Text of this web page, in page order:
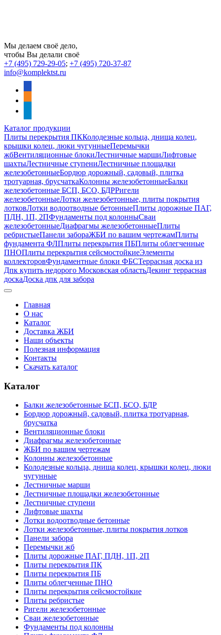
Мы делаем своё дело,
чтобы Вы делали своё
+7 (495) 729-29-05; +7 (495) 720-37-87
info@komplektst.ru
Каталог продукции
Плиты перекрытия ПККолодезные кольца, днища колец,
крышки колец, люки чугунныеПеремычки
жбВентиляционные блокиЛестничные маршиЛифтовые
шахтыЛестничные ступениЛестничные площадки
железобетонныеБордюр дорожный, садовый, плитка
тротуарная, брусчаткаКолонны железобетонныеБалки
железобетонные БСП, БСО, БДРРигели
железобетонныеЛотки железобетонные, плиты покрытия
лотковЛотки водоотводные бетонныеПлиты дорожные ПАГ,
ПДН, 1П, 2ПФундаменты под колонныСваи
железобетонныеДиафрагмы железобетонныеПлиты
ребристыеПанели забораЖБИ по вашим чертежамПлиты
фундамента ФЛПлиты перекрытия ПБПлиты облегченные
ПНОПлиты перекрытия сейсмостойкиеЭлементы
коллекторовФундаментные блоки ФБСТеррасная доска из
Дпк купить недорого Московская областьДекинг террасная
доскаДоска дпк для забора
Главная
О нас
Каталог
Доставка ЖБИ
Наши объекты
Полезная информация
Контакты
Скачать каталог
Каталог
Балки железобетонные БСП, БСО, БДР
Бордюр дорожный, садовый, плитка тротуарная,
брусчатка
Вентиляционные блоки
Диафрагмы железобетонные
ЖБИ по вашим чертежам
Колонны железобетонные
Колодезные кольца, днища колец, крышки колец, люки
чугунные
Лестничные марши
Лестничные площадки железобетонные
Лестничные ступени
Лифтовые шахты
Лотки водоотводные бетонные
Лотки железобетонные, плиты покрытия лотков
Панели забора
Перемычки жб
Плиты дорожные ПАГ, ПДН, 1П, 2П
Плиты перекрытия ПК
Плиты перекрытия ПБ
Плиты облегченные ПНО
Плиты перекрытия сейсмостойкие
Плиты ребристые
Ригели железобетонные
Сваи железобетонные
Фундаменты под колонны